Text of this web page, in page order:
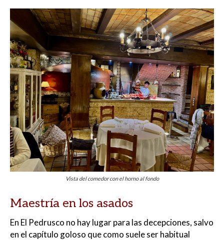
Vista del comedor con el horno al fondo
Maestría en los asados
En El Pedrusco no hay lugar para las decepciones, salvo
en el capítulo goloso que como suele ser habitual